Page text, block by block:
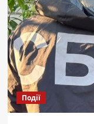
Події